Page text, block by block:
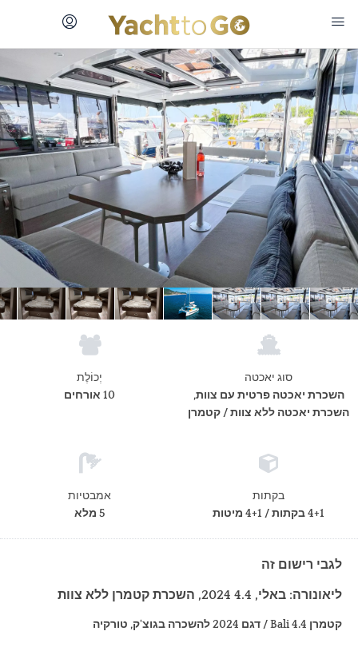
סוג יאכטה
השכרת יאכטה פרטית עם צוות,
השכרת יאכטה ללא צוות / קטמרן
יְכוֹלֶת
10 אורחים
בקתות
4+1 בקתות / 4+1 מיטות
אמבטיות
5 מלא
לגבי רישום זה
ליאונורה: באלי, 4.4 2024, השכרת קטמרן ללא צוות
קטמרן Bali 4.4 / דגם 2024 להשכרה בגוצ'ק, טורקיה